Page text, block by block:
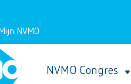
Mijn NVMO
NVMO Congres